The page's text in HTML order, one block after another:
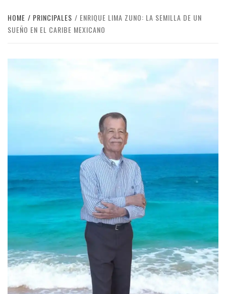
HOME PRINCIPALES
ENRIQUE LIMA ZUNO: LA SEMILLA DE UN
SUEÑO EN EL CARIBE MEXICANO